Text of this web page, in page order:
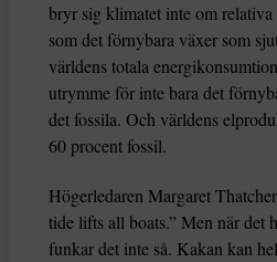
bryr sig klimatet inte om
som det förnybara växer som
världens totala
utrymme för inte bara det
det fossila. Och världens
60 procent fossil.
Högerledaren Margaret
tide lifts all boats.” Men när det
funkar det inte så. Kakan kan